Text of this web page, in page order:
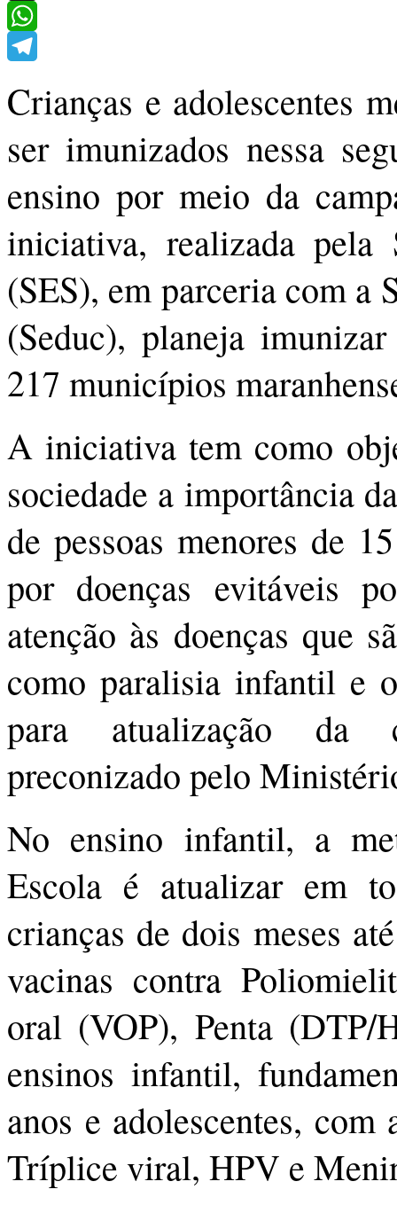
X
WhatsApp
Crianças e adolescentes
ser imunizados nessa
ensino por meio da
iniciativa, realizada pela
(SES), em parceria com a
(Seduc), planeja
217 municípios
A iniciativa tem como
sociedade a importância
de pessoas menores de
por doenças evitáveis
atenção às doenças que
como paralisia infantil e
para atualização da
preconizado pelo
No ensino infantil, a
Escola é atualizar em
crianças de dois meses
vacinas contra
oral (VOP), Penta
ensinos infantil,
anos e adolescentes, com
Tríplice viral, HPV e